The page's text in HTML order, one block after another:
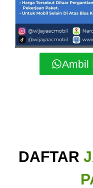
Ambil
DAFTAR